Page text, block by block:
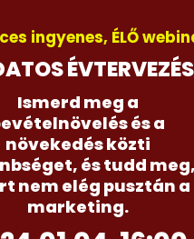
ingyenes, ÉLŐ
ÉVTERVEZÉS
Ismerd meg a
és a
növekedés közti
és tudd meg,
nem elég pusztán a
marketing.